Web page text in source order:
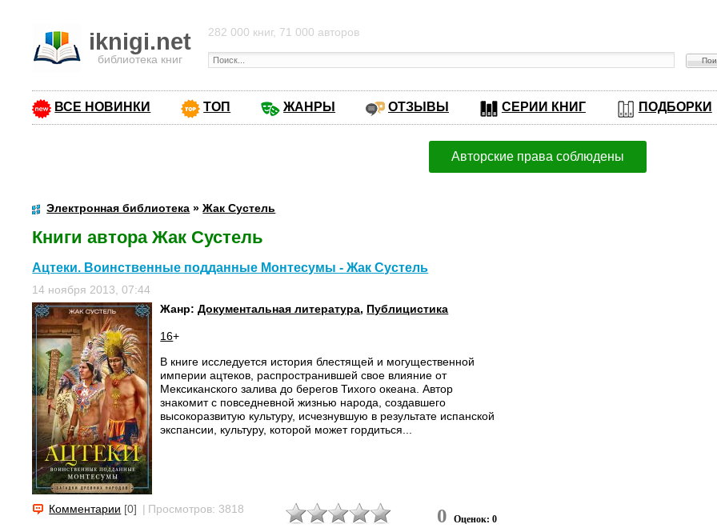
iknigi.net
библиотека книг
282 000 книг, 71 000 авторов
ВСЕ НОВИНКИ ТОП ЖАНРЫ ОТЗЫВЫ СЕРИИ КНИГ ПОДБОРКИ
Авторские права соблюдены
Электронная библиотека »Жак Сустель
Книги автора Жак Сустель
Ацтеки. Воинственные подданные Монтесумы - Жак Сустель
14 ноября 2013, 07:44
Жанр:Документальная литература, Публицистика
16+
В книге исследуется история блестящей и могущественной
империи ацтеков, распространившей свое влияние от
Мексиканского залива до берегов Тихого океана. Автор
знакомит с повседневной жизнью народа, создавшего
высокоразвитую культуру, исчезнувшую в результате испанской
экспансии, культуру, которой может гордиться...
Комментарии [0] | Просмотров: 3818 0 Оценок: 0